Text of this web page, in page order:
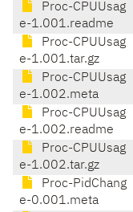
Proc-CPUUsag
e-1.001.readme
Proc-CPUUsag
e-1.001.tar.gz
Proc-CPUUsag
e-1.002.meta
Proc-CPUUsag
e-1.002.readme
Proc-CPUUsag
e-1.002.tar.gz
Proc-PidChang
e-0.001.meta